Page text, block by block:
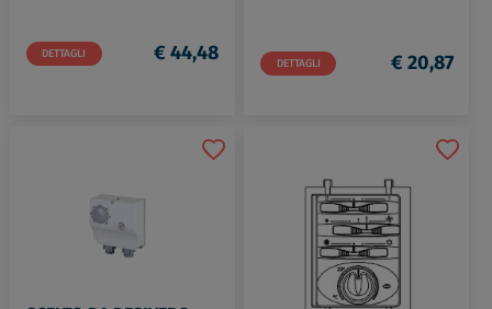
DETTAGLI € 44,48 DETTAGLI € 20,87